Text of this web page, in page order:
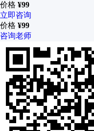
价格 ¥99
立即咨询
价格 ¥99
咨询老师